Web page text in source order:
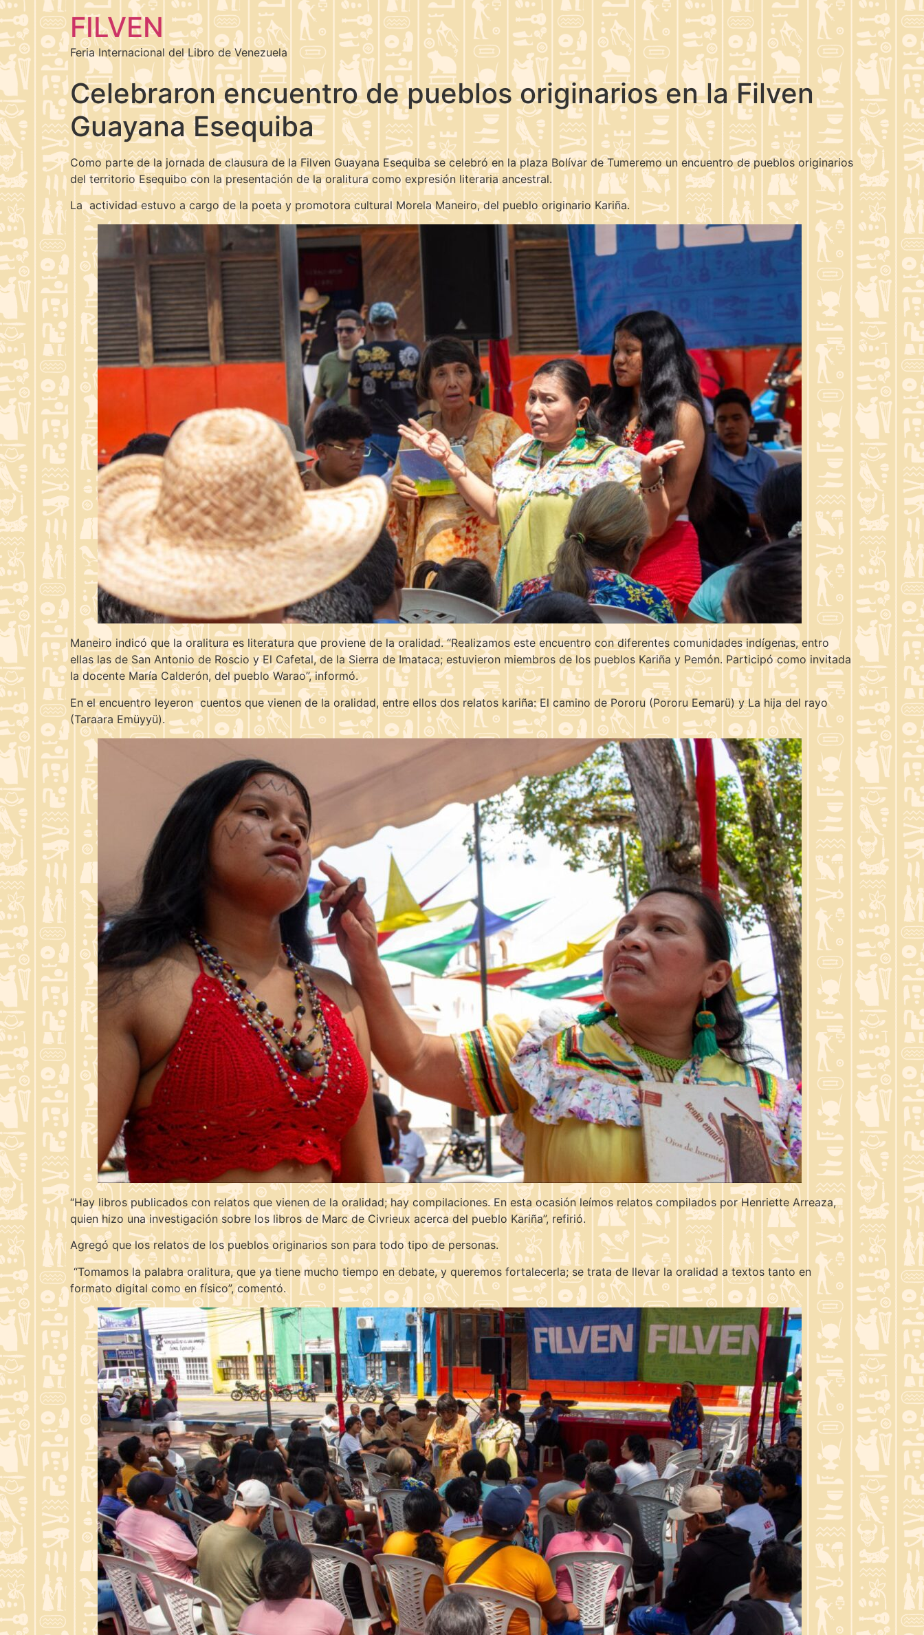
FILVEN
Feria Internacional del Libro de Venezuela
Celebraron encuentro de pueblos originarios en la Filven
Guayana Esequiba
Como parte de la jornada de clausura de la Filven Guayana Esequiba se celebró en la plaza Bolívar de Tumeremo un encuentro de pueblos originarios
del territorio Esequibo con la presentación de la oralitura como expresión literaria ancestral.
La actividad estuvo a cargo de la poeta y promotora cultural Morela Maneiro, del pueblo originario Kariña.
Maneiro indicó que la oralitura es literatura que proviene de la oralidad. “Realizamos este encuentro con diferentes comunidades indígenas, entro
ellas las de San Antonio de Roscio y El Cafetal, de la Sierra de Imataca; estuvieron miembros de los pueblos Kariña y Pemón. Participó como invitada
la docente María Calderón, del pueblo Warao”, informó.
En el encuentro leyeron cuentos que vienen de la oralidad, entre ellos dos relatos kariña: El camino de Pororu (Pororu Eemarü) y La hija del rayo
(Taraara Emüyyü).
“Hay libros publicados con relatos que vienen de la oralidad; hay compilaciones. En esta ocasión leímos relatos compilados por Henriette Arreaza,
quien hizo una investigación sobre los libros de Marc de Civrieux acerca del pueblo Kariña”, refirió.
Agregó que los relatos de los pueblos originarios son para todo tipo de personas.
“Tomamos la palabra oralitura, que ya tiene mucho tiempo en debate, y queremos fortalecerla; se trata de llevar la oralidad a textos tanto en
formato digital como en físico”, comentó.